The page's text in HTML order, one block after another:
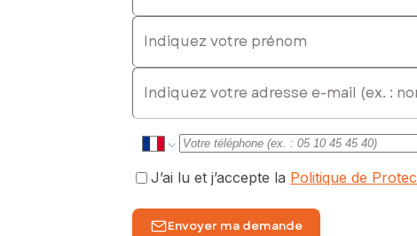
Indiquez votre prénom
E-mail
J’ai lu et j’accepte la Politique de
Envoyer ma demande